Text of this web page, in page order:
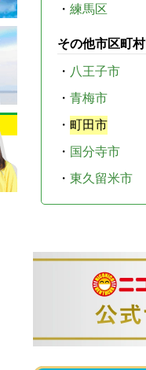
・ 練馬区
その他市区町村
・ 八王子市
・ 青梅市
・ 町田市
・ 国分寺市
・ 東久留米市